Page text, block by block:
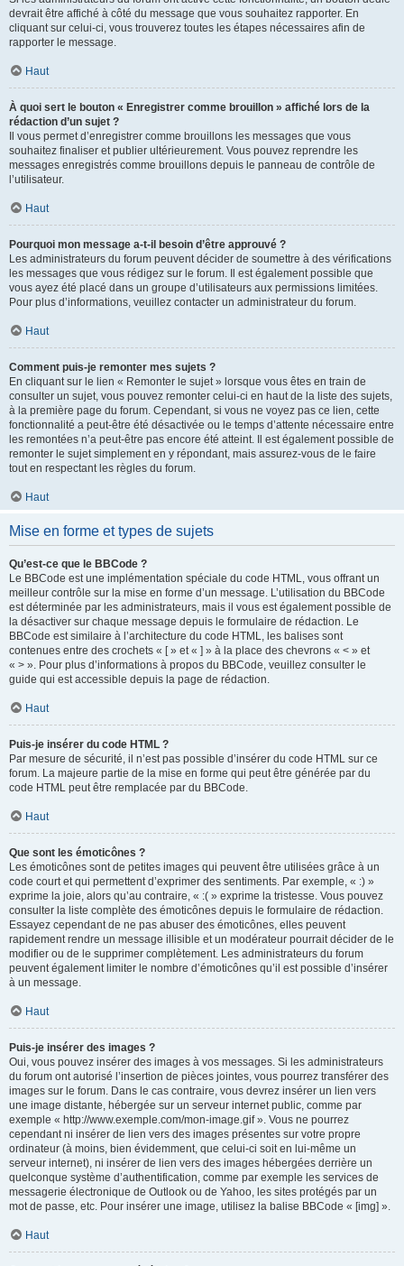
devrait être affiché à côté du message que vous souhaitez rapporter. En
cliquant sur celui-ci, vous trouverez toutes les étapes nécessaires afin de
rapporter le message.
Haut
À quoi sert le bouton « Enregistrer comme brouillon » affiché lors de la
rédaction d’un sujet ?
Il vous permet d’enregistrer comme brouillons les messages que vous
souhaitez finaliser et publier ultérieurement. Vous pouvez reprendre les
messages enregistrés comme brouillons depuis le panneau de contrôle de
l’utilisateur.
Haut
Pourquoi mon message a-t-il besoin d’être approuvé ?
Les administrateurs du forum peuvent décider de soumettre à des vérifications
les messages que vous rédigez sur le forum. Il est également possible que
vous ayez été placé dans un groupe d’utilisateurs aux permissions limitées.
Pour plus d’informations, veuillez contacter un administrateur du forum.
Haut
Comment puis-je remonter mes sujets ?
En cliquant sur le lien « Remonter le sujet » lorsque vous êtes en train de
consulter un sujet, vous pouvez remonter celui-ci en haut de la liste des sujets,
à la première page du forum. Cependant, si vous ne voyez pas ce lien, cette
fonctionnalité a peut-être été désactivée ou le temps d’attente nécessaire entre
les remontées n’a peut-être pas encore été atteint. Il est également possible de
remonter le sujet simplement en y répondant, mais assurez-vous de le faire
tout en respectant les règles du forum.
Haut
Mise en forme et types de sujets
Qu’est-ce que le BBCode ?
Le BBCode est une implémentation spéciale du code HTML, vous offrant un
meilleur contrôle sur la mise en forme d’un message. L’utilisation du BBCode
est déterminée par les administrateurs, mais il vous est également possible de
la désactiver sur chaque message depuis le formulaire de rédaction. Le
BBCode est similaire à l’architecture du code HTML, les balises sont
contenues entre des crochets « [ » et « ] » à la place des chevrons « < » et
« > ». Pour plus d’informations à propos du BBCode, veuillez consulter le
guide qui est accessible depuis la page de rédaction.
Haut
Puis-je insérer du code HTML ?
Par mesure de sécurité, il n’est pas possible d’insérer du code HTML sur ce
forum. La majeure partie de la mise en forme qui peut être générée par du
code HTML peut être remplacée par du BBCode.
Haut
Que sont les émoticônes ?
Les émoticônes sont de petites images qui peuvent être utilisées grâce à un
code court et qui permettent d’exprimer des sentiments. Par exemple, « :) »
exprime la joie, alors qu’au contraire, « :( » exprime la tristesse. Vous pouvez
consulter la liste complète des émoticônes depuis le formulaire de rédaction.
Essayez cependant de ne pas abuser des émoticônes, elles peuvent
rapidement rendre un message illisible et un modérateur pourrait décider de le
modifier ou de le supprimer complètement. Les administrateurs du forum
peuvent également limiter le nombre d’émoticônes qu’il est possible d’insérer
à un message.
Haut
Puis-je insérer des images ?
Oui, vous pouvez insérer des images à vos messages. Si les administrateurs
du forum ont autorisé l’insertion de pièces jointes, vous pourrez transférer des
images sur le forum. Dans le cas contraire, vous devrez insérer un lien vers
une image distante, hébergée sur un serveur internet public, comme par
exemple « http://www.exemple.com/mon-image.gif ». Vous ne pourrez
cependant ni insérer de lien vers des images présentes sur votre propre
ordinateur (à moins, bien évidemment, que celui-ci soit en lui-même un
serveur internet), ni insérer de lien vers des images hébergées derrière un
quelconque système d’authentification, comme par exemple les services de
messagerie électronique de Outlook ou de Yahoo, les sites protégés par un
mot de passe, etc. Pour insérer une image, utilisez la balise BBCode « [img] ».
Haut